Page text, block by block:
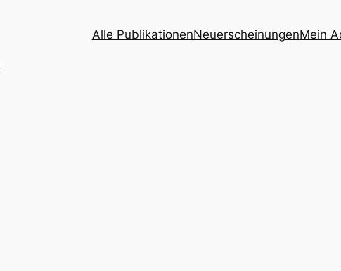
Alle PublikationenNeuerscheinungenMein